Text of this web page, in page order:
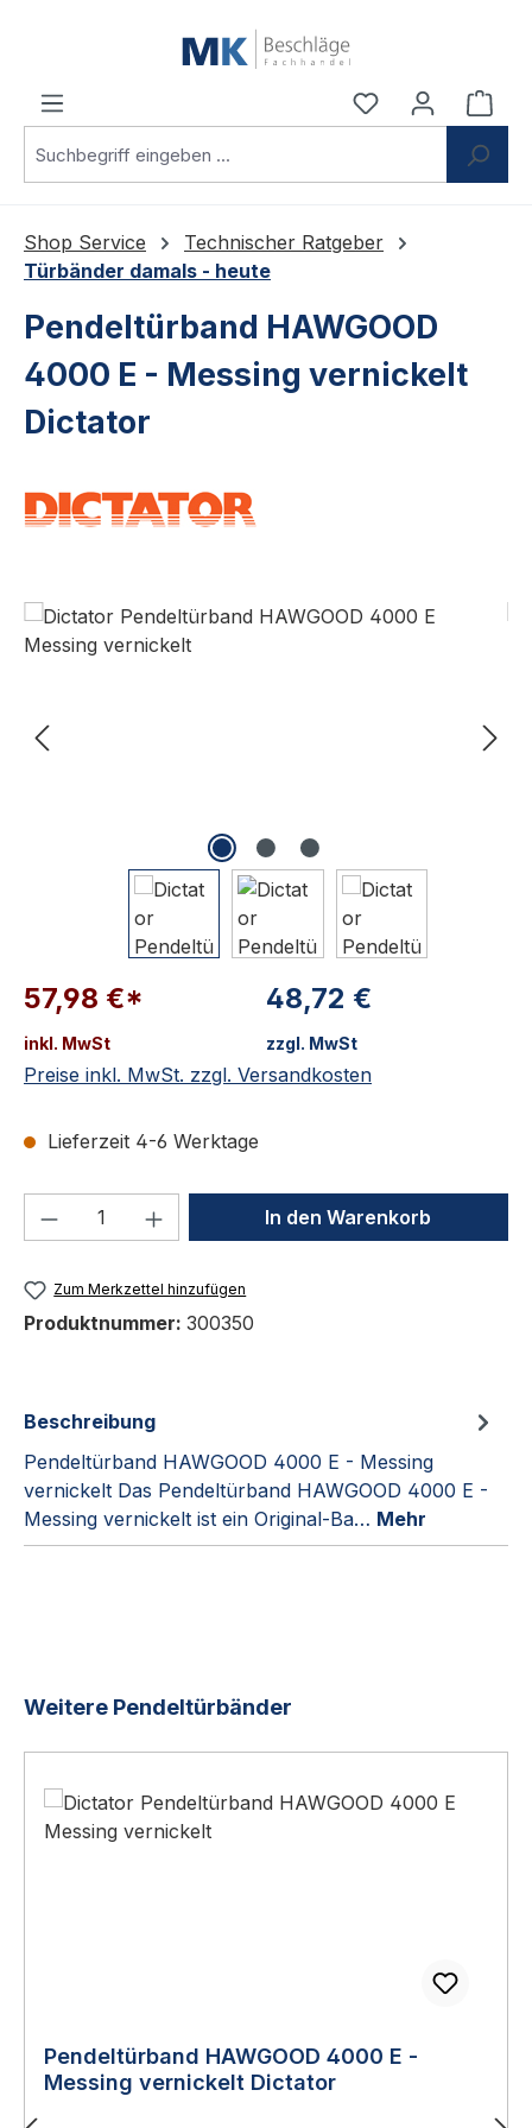
Du hast 0
Shop Service
Technischer Ratgeber
Türbänder damals - heute
Pendeltürband HAWGOOD
4000 E - Messing vernickelt
Dictator
57,98 €*
inkl. MwSt
48,72 €
zzgl. MwSt
Preise inkl. MwSt. zzgl. Versandkosten
Lieferzeit 4-6 Werktage
Produkt Anzahl: Gib denIn den Warenkorb
Zum Merkzettel hinzufügen
Produktnummer: 300350
Beschreibung
Pendeltürband HAWGOOD 4000 E - Messing
vernickelt Das Pendeltürband HAWGOOD 4000 E -
Messing vernickelt ist ein Original-Ba… Mehr
Produktgalerie überspringen
Weitere Pendeltürbänder
Pendeltürband HAWGOOD 4000 E -
Messing vernickelt Dictator